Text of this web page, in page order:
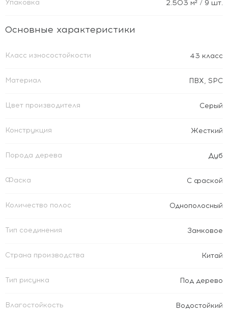
Упаковка 2.503 м² / 9 шт.
Основные характеристики
Класс износостойкости 43 класс
Материал ПВХ, SPC
Цвет производителя Серый
Конструкция Жесткий
Порода дерева Дуб
Фаска С фаской
Количество полос Однополосный
Тип соединения Замковое
Страна производства Китай
Тип рисунка Под дерево
Влагостойкость Водостойкий